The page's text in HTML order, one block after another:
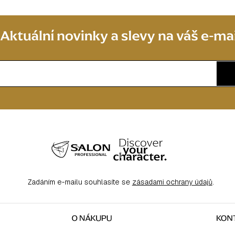
Aktuální novinky a slevy na váš e-
Zadáním e-mailu souhlasíte se zásadami ochrany údajů.
O NÁKUPU